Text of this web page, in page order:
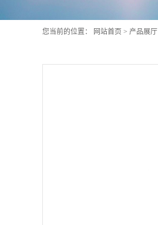
您当前的位置： 网站首页 > 产品展厅